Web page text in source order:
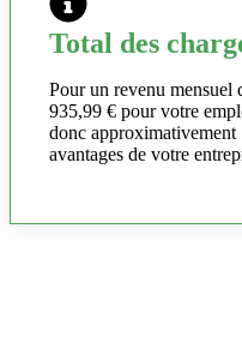
Total des
Pour un revenu mensuel
935,99 € pour votre
donc
avantages de votre